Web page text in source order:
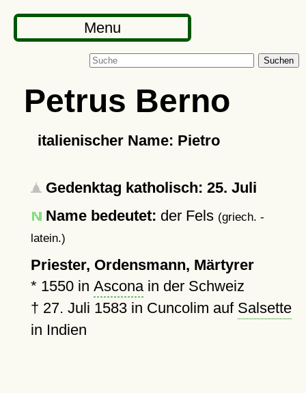
Menu
Suchen
Petrus Berno
italienischer Name: Pietro
Gedenktag katholisch: 25. Juli
Name bedeutet: der Fels (griech. -
latein.)
Priester, Ordensmann, Märtyrer
* 1550in Asconain der Schweiz
† 27. Juli 1583in Cuncolim auf Salsette
in Indien